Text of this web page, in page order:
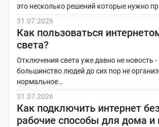
это несколько решений которые нужно
31.07.2026
Как пользоваться
света?
Отключения света уже давно не новость -
большинство людей до сих пор не
нормальное…
31.07.2026
Как подключить интернет
рабочие способы для дома и